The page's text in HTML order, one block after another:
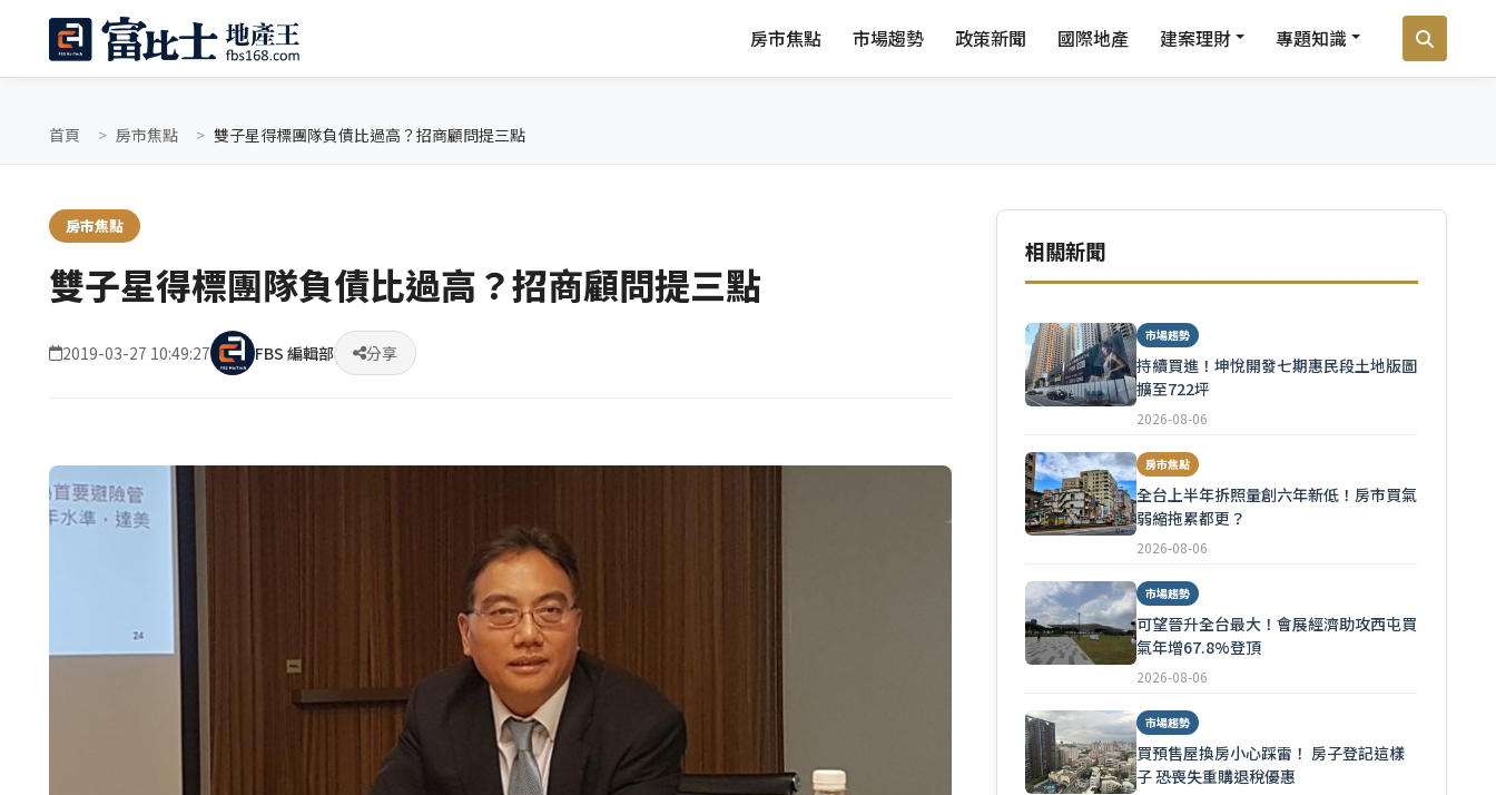
房市焦點 市場趨勢 政策新聞 國際地產 建案理財 專題知識
首頁 房市焦點 雙子星得標團隊負債比過高？招商顧問提三點
房市焦點
雙子星得標團隊負債比過高？招商顧問提三點
2019-03-27 10:49:27 FBS 編輯部 分享
相關新聞
市場趨勢
持續買進！坤悅開發七期惠民段土地版圖
擴至722坪
2026-08-06
房市焦點
全台上半年拆照量創六年新低！房市買氣
弱縮拖累都更？
2026-08-06
市場趨勢
可望晉升全台最大！會展經濟助攻西屯買
氣年增67.8%登頂
2026-08-06
市場趨勢
買預售屋換房小心踩雷！ 房子登記這樣
子 恐喪失重購退稅優惠